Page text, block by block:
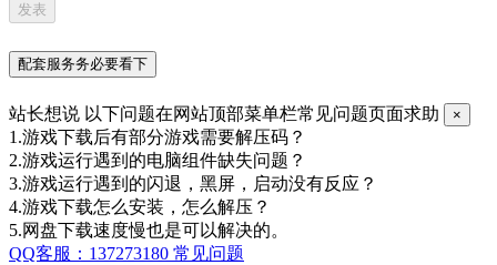
配套服务务必要看下
站长想说 以下问题在网站顶部菜单栏常见问题页面求助 ×
1.游戏下载后有部分游戏需要解压码？
2.游戏运行遇到的电脑组件缺失问题？
3.游戏运行遇到的闪退，黑屏，启动没有反应？
4.游戏下载怎么安装，怎么解压？
5.网盘下载速度慢也是可以解决的。
QQ客服：137273180 常见问题